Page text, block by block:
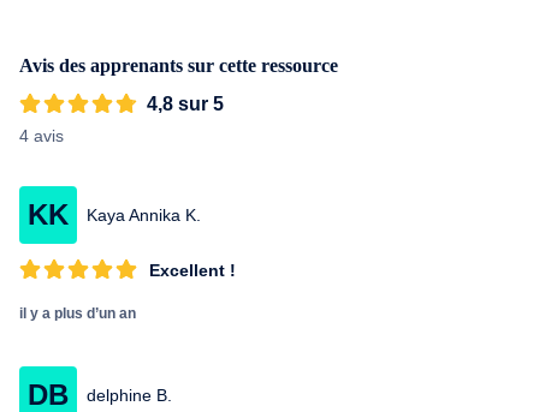
Avis des apprenants sur cette ressource
4,8 sur 5
4 avis
KK Kaya Annika K.
Excellent !
il y a plus d’un an
DB delphine B.